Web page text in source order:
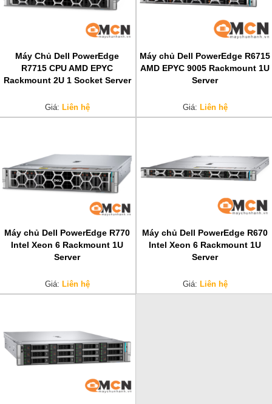
Máy Chủ Dell PowerEdge
R7715 CPU AMD EPYC
Rackmount 2U 1 Socket Server
Giá: Liên hệ
Máy chủ Dell PowerEdge R6715
AMD EPYC 9005 Rackmount 1U
Server
Giá: Liên hệ
Máy chủ Dell PowerEdge R770
Intel Xeon 6 Rackmount 1U
Server
Giá: Liên hệ
Máy chủ Dell PowerEdge R670
Intel Xeon 6 Rackmount 1U
Server
Giá: Liên hệ